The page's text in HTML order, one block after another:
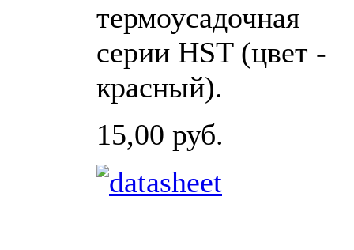
термоусадочная
серии HST (цвет -
красный).
15,00 руб.